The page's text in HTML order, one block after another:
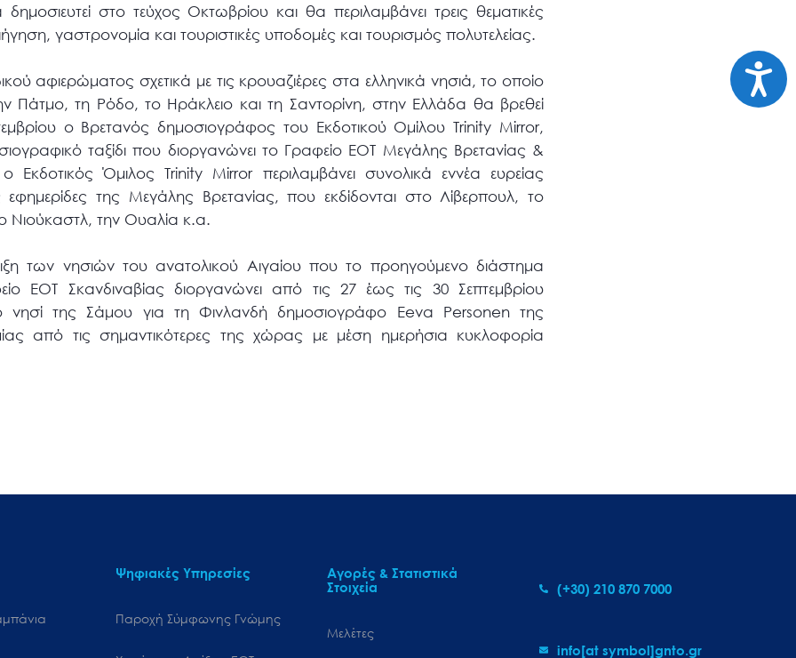
στο τεύχος Οκτωβρίου και θα περιλαμβάνει τρεις θεματικές
γαστρονομία και τουριστικές υποδομές και τουρισμός πολυτελείας.
αφιερώματος σχετικά με τις κρουαζιέρες στα ελληνικά νησιά, το οποίο
Πάτμο, τη Ρόδο, το Ηράκλειο και τη Σαντορίνη, στην Ελλάδα θα βρεθεί
ο Βρετανός δημοσιογράφος του Εκδοτικού Ομίλου Trinity Mirror,
ταξίδι που διοργανώνει το Γραφείο ΕΟΤ Μεγάλης Βρετανίας &
ο Εκδοτικός Όμιλος Trinity Mirror περιλαμβάνει συνολικά εννέα ευρείας
εφημερίδες της Μεγάλης Βρετανίας, που εκδίδονται στο Λίβερπουλ, το
Νιούκαστλ, την Ουαλία κ.α.
των νησιών του ανατολικού Αιγαίου που το προηγούμενο διάστημα
ΕΟΤ Σκανδιναβίας διοργανώνει από τις 27 έως τις 30 Σεπτεμβρίου
νησί της Σάμου για τη Φινλανδή δημοσιογράφο Eeva Personen της
από τις σημαντικότερες της χώρας με μέση ημερήσια κυκλοφορία
Ψηφιακές Υπηρεσίες
Παροχή Σύμφωνης Γνώμης
Αγορές & Στατιστικά
Στοιχεία
Μελέτες
(+30) 210 870 7000
info[at symbol]gnto.gr